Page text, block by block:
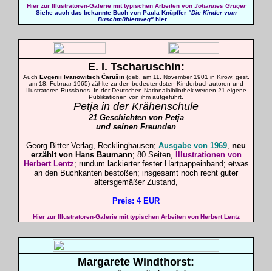
Hier zur Illustratoren-Galerie mit typischen Arbeiten von Johannes Grüger
Siehe auch das bekannte Buch von Paula Knüpffer "Die Kinder vom
Buschmühlenweg" hier ...
E. I. Tscharuschin:
Auch Evgenii Ivanowitsch Čarušin(geb. am 11. November 1901 in Kirow; gest.
am 18. Februar 1965) zählte zu den bedeutendsten Kinderbuchautoren und
Illustratoren Russlands. In der Deutschen Nationalbibliothek werden 21 eigene
Publikationen von ihm aufgeführt.
Petja in der Krähenschule
21 Geschichten von Petja
und seinen Freunden
Georg Bitter Verlag, Recklinghausen; Ausgabe von 1969, neu
erzählt von Hans Baumann; 80 Seiten,
Illustrationen von
Herbert Lentz; rundum lackierter fester Hartpappeinband; etwas
an den Buchkanten bestoßen; insgesamt noch recht guter
altersgemäßer Zustand,
Preis: 4 EUR
Hier zur Illustratoren-Galerie mit typischen Arbeiten von Herbert Lentz
Margarete Windthorst: